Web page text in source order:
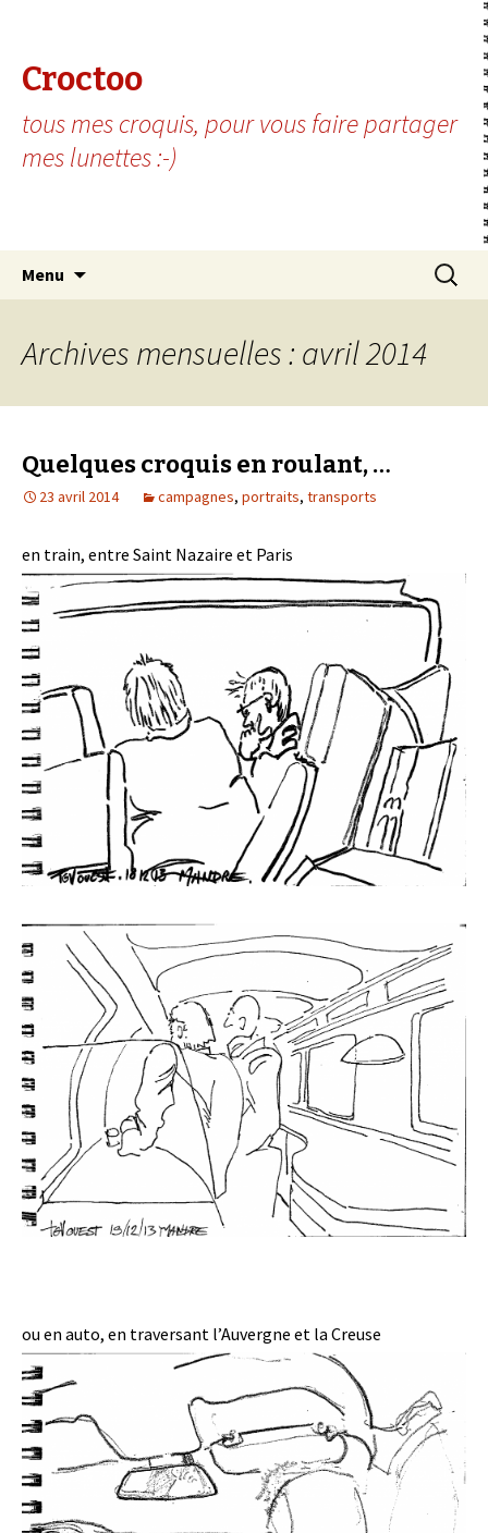
Croctoo
tous mes croquis, pour vous faire partager
mes lunettes :-)
Menu
Archives mensuelles : avril 2014
Quelques croquis en roulant, …
23 avril 2014 campagnes, portraits, transports
en train, entre Saint Nazaire et Paris
ou en auto, en traversant l’Auvergne et la Creuse